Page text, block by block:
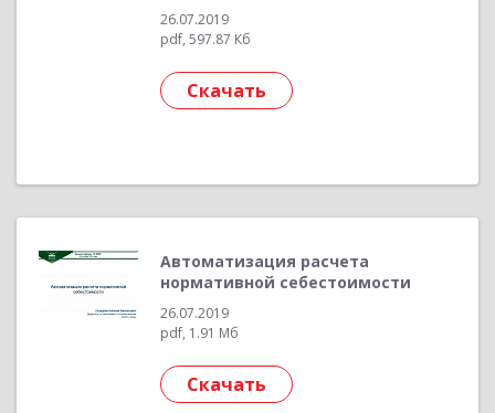
26.07.2019
pdf, 597.87 Кб
Скачать
Автоматизация расчета
нормативной себестоимости
26.07.2019
pdf, 1.91 Мб
Скачать